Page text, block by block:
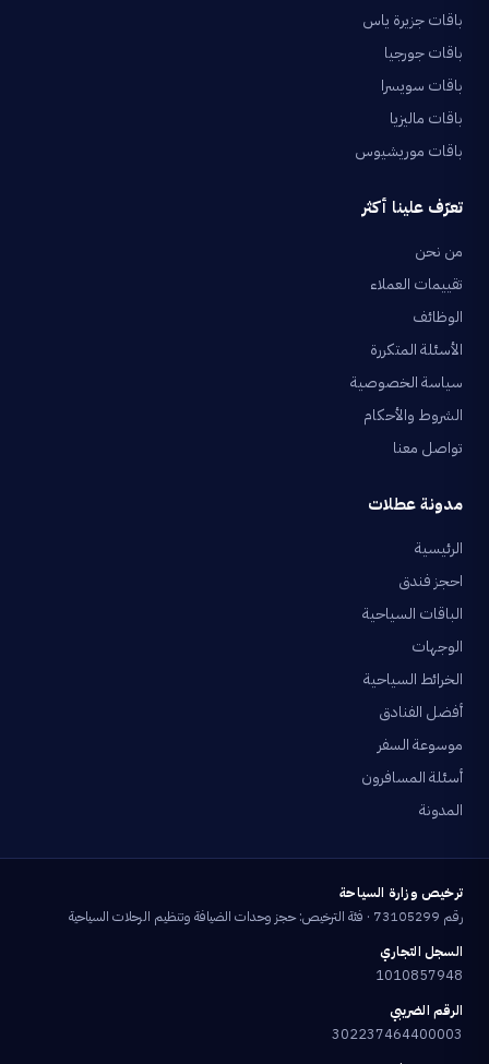
باقات جزيرة ياس
باقات جورجيا
باقات سويسرا
باقات ماليزيا
باقات موريشيوس
تعرّف علينا أكثر
من نحن
تقييمات العملاء
الوظائف
الأسئلة المتكررة
سياسة الخصوصية
الشروط والأحكام
تواصل معنا
مدونة عطلات
الرئيسية
احجز فندق
الباقات السياحية
الوجهات
الخرائط السياحية
أفضل الفنادق
موسوعة السفر
أسئلة المسافرون
المدونة
ترخيص وزارة السياحة
رقم 73105299 · فئة الترخيص: حجز وحدات الضيافة وتنظيم الرحلات السياحية
السجل التجاري
1010857948
الرقم الضريبي
302237464400003